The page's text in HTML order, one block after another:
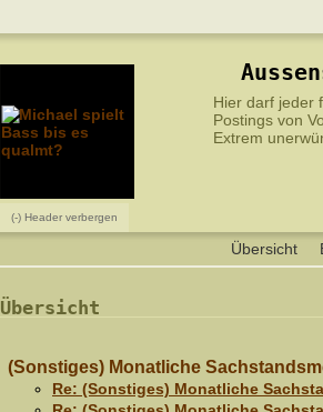
Hier darf jeder
Postings von
Extrem
(-) Header verbergen
Übersicht
Übersicht
(Sonstiges) Monatliche
Re: (Sonstiges) Monatliche